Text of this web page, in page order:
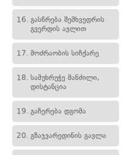
16. გასწრება შემხვედრის
გვერდის ავლით
17. მოძრაობის სიჩქარე
18. სამუხრუჭე მანძილი,
დისტანცია
19. გაჩერება დგომა
20. გზაჯვარედინის გავლა